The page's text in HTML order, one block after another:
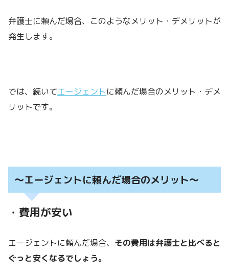
弁護士に頼んだ場合、このようなメリット・デメリットが
発生します。
では、続いてエージェントに頼んだ場合のメリット・デメ
リットです。
～エージェントに頼んだ場合のメリット～
・費用が安い
エージェントに頼んだ場合、 その費用は弁護士と比べると
ぐっと安くなるでしょう。